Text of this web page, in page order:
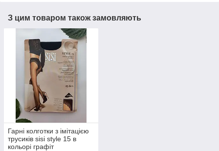
З цим товаром також замовляють
Гарні колготки з імітацією
трусиків sisi style 15 в
кольорі графіт